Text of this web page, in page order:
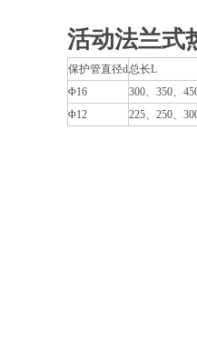
活动法兰式
保护管直径d总长L
Φ16
300、350、
Φ12
225、250、